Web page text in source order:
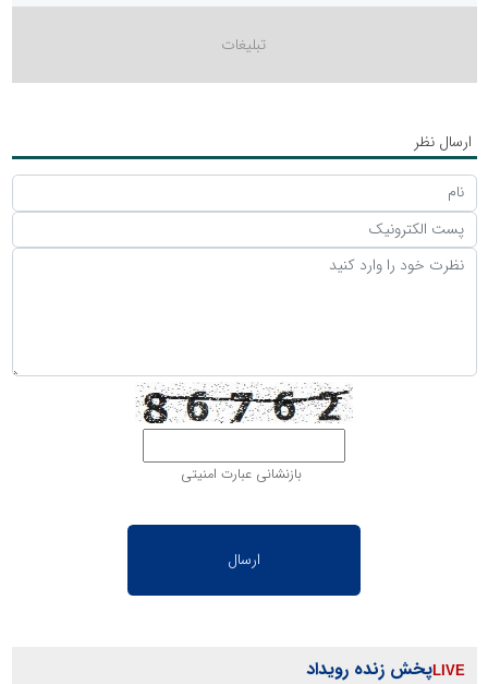
ارسال نظر
بازنشانی عبارت امنیتی
پخش زنده رویداد